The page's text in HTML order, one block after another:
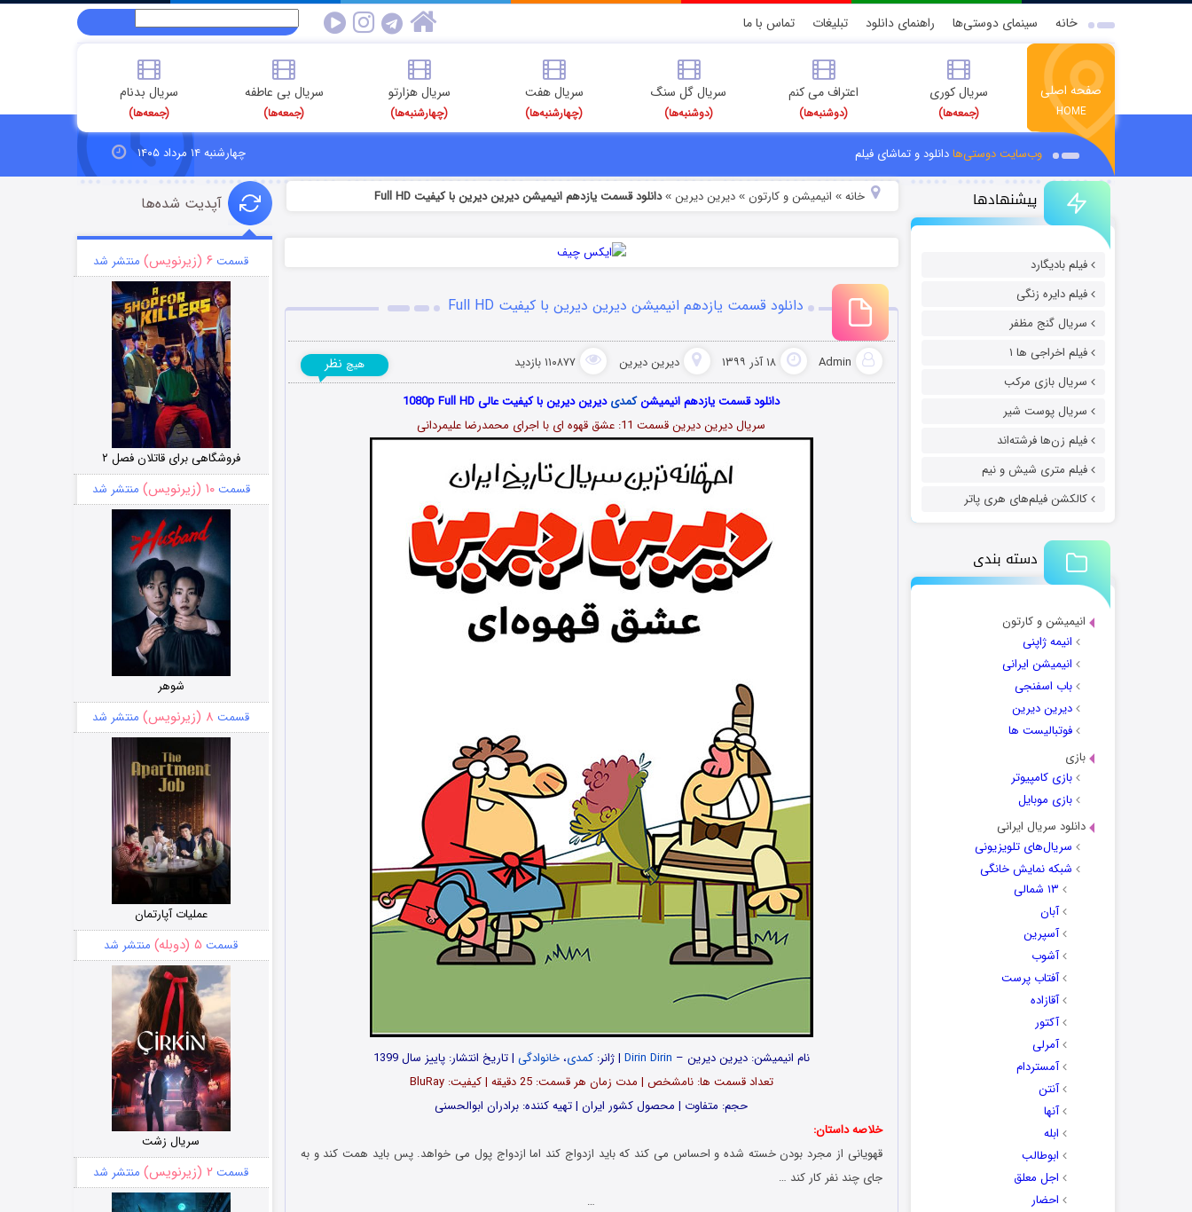
خانه سینمای دوستی‌ها راهنمای دانلود تبلیغات تماس با ما
صفحه اصلی
HOME
سریال کوری
(جمعه‌ها)
اعتراف می کنم
(دوشنبه‌ها)
سریال گل سنگ
(دوشنبه‌ها)
سریال هفت
(چهارشنبه‌ها)
سریال هزارتو
(چهارشنبه‌ها)
سریال بی عاطفه
(جمعه‌ها)
سریال بدنام
(جمعه‌ها)
وب‌سایت دوستی‌هادانلود و تماشای فیلم چهارشنبه ۱۴ مرداد ۱۴۰۵
پیشنهادها
فیلم بادیگارد
فیلم دایره زنگی
سریال گنج مظفر
فیلم اخراجی ها ۱
سریال بازی مرکب
سریال پوست شیر
فیلم زن‌ها فرشته‌اند
فیلم متری شیش و نیم
کالکشن فیلم‌های هری پاتر
دسته بندی
انیمیشن و کارتون
انیمه ژاپنی
انیمیشن ایرانی
باب اسفنجی
دیرین دیرین
فوتبالیست ها
بازی
بازی کامپیوتر
بازی موبایل
دانلود سریال ایرانی
سریال‌های تلویزیونی
شبکه نمایش خانگی
۱۳ شمالی
آبان
آسپرین
آشوب
آفتاب پرست
آقازاده
آکتور
آمرلی
آمستردام
آنتن
آنها
ابله
ابوطالب
اجل معلق
احضار
خانه» انیمیشن و کارتون » دیرین دیرین »دانلود قسمت یازدهم انیمیشن دیرین دیرین با کیفیت Full HD
دانلود قسمت یازدهم انیمیشن دیرین دیرین با کیفیت Full HD
Admin ۱۸ آذر ۱۳۹۹ دیرین دیرین ۱۱۰۸۷۷ بازدید هیچ نظر
دانلود قسمت یازدهم انیمیشنکمدیدیرین دیرین با کیفیت عالی 1080p Full HD
سریال دیرین دیرین قسمت 11: عشق قهوه ای
با اجرای محمدرضا علیمردانی
نام انیمیشن: دیرین دیرین – Dirin Dirin | ژانر:کمدی،خانوادگی | تاریخ انتشار: پاییز سال 1399
تعداد قسمت ها: نامشخص | مدت زمان هر قسمت: 25 دقیقه | کیفیت: BluRay
حجم: متفاوت | محصول کشور ایران | تهیه کننده: برادران ابوالحسنی
خلاصه داستان:
قهویانی از مجرد بودن خسته شده و احساس می کند که باید ازدواج کند اما ازدواج پول می خواهد. پس باید همت کند و به
جای چند نفر کار کند …
…
آپدیت شده‌ها
قسمت ۶ (زیرنویس) منتشر شد
فروشگاهی برای قاتلان فصل ۲
قسمت۱۰ (زیرنویس) منتشر شد
شوهر
قسمت ۸ (زیرنویس) منتشر شد
عملیات آپارتمان
قسمت ۵ (دوبله) منتشر شد
سریال زشت
قسمت ۲ (زیرنویس) منتشر شد